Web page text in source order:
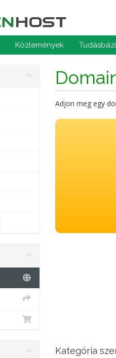
Közlemények
Adjon meg egy
Kategória